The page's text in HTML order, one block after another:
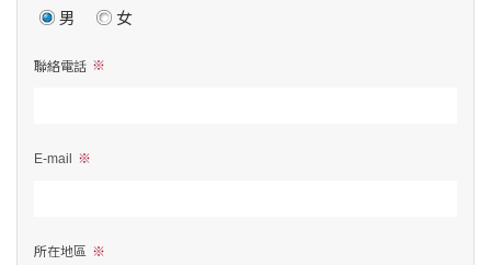
男 女
聯絡電話
E-mail
所在地區